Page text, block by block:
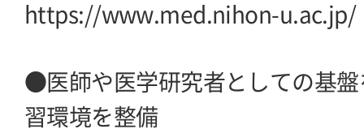
https://www.med.nihon-u.ac.jp/
●医師や医学研究者としての基盤
習環境を整備